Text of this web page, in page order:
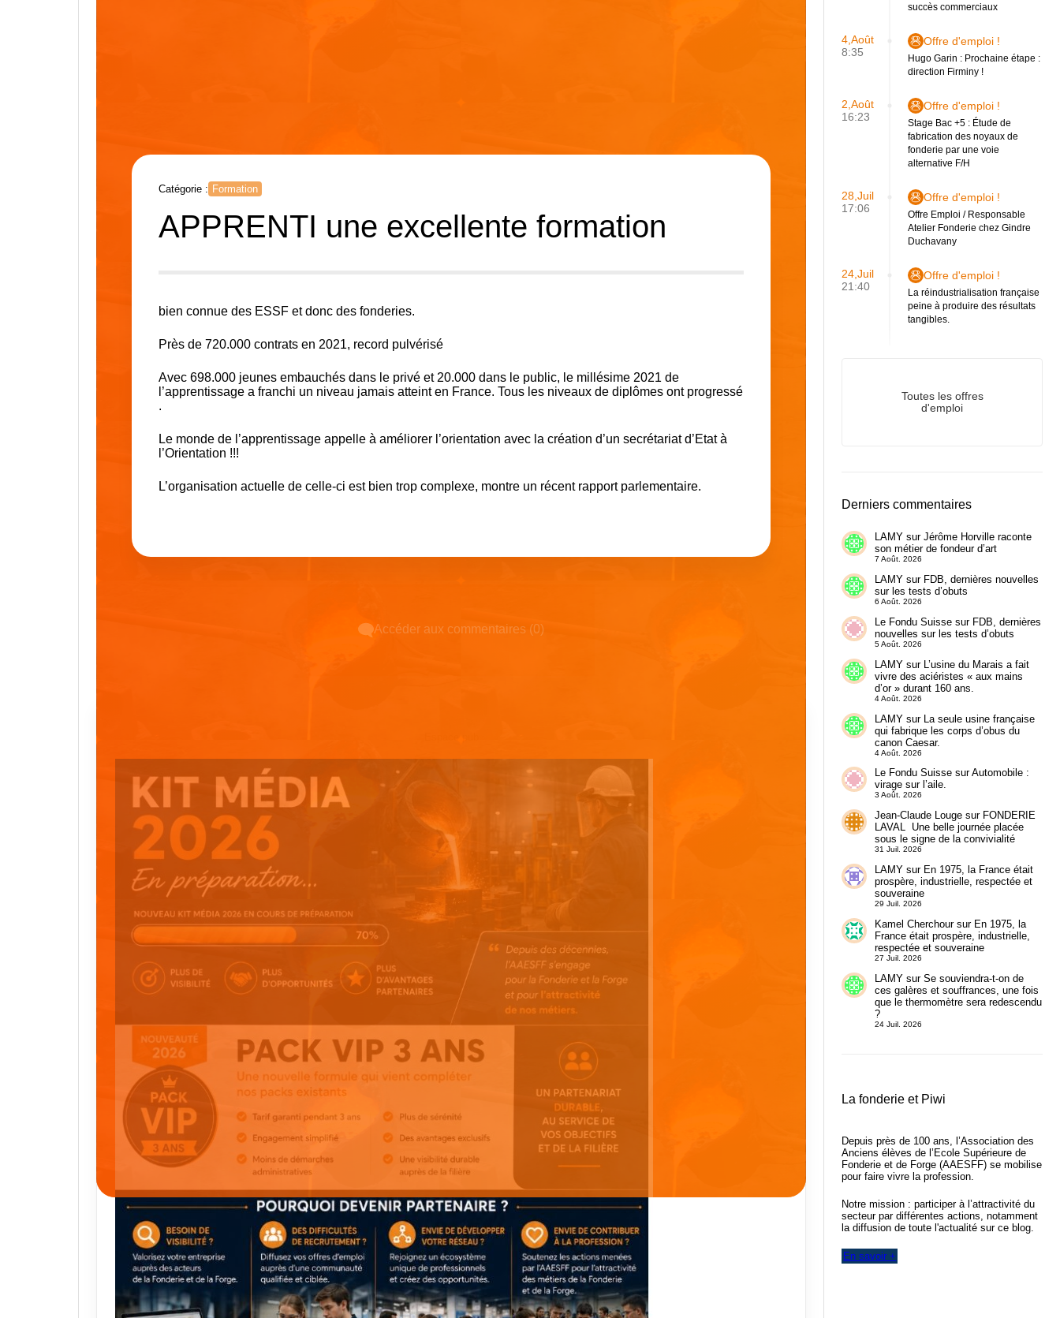
Catégorie : Formation
APPRENTI une excellente formation
bien connue des ESSF et donc des fonderies.
Près de 720.000 contrats en 2021, record pulvérisé
Avec 698.000 jeunes embauchés dans le privé et 20.000 dans le public, le millésime 2021 de
l’apprentissage a franchi un niveau jamais atteint en France. Tous les niveaux de diplômes ont progressé
.
Le monde de l’apprentissage appelle à améliorer l’orientation avec la création d’un secrétariat d’Etat à
l’Orientation !!!
L’organisation actuelle de celle-ci est bien trop complexe, montre un récent rapport parlementaire.
Accéder aux commentaires (0)
succès commerciaux
4,Août
8:35
Offre d'emploi !
Hugo Garin : Prochaine étape :
direction Firminy !
2,Août
16:23
Offre d'emploi !
Stage Bac +5 : Étude de
fabrication des noyaux de
fonderie par une voie
alternative F/H
28,Juil
17:06
Offre d'emploi !
Offre Emploi / Responsable
Atelier Fonderie chez Gindre
Duchavany
24,Juil
21:40
Offre d'emploi !
La réindustrialisation française
peine à produire des résultats
tangibles.
Toutes les offres
d'emploi
Derniers commentaires
LAMYsur Jérôme Horville raconte
son métier de fondeur d’art
7 Août. 2026
LAMYsur FDB, dernières nouvelles
sur les tests d’obuts
6 Août. 2026
Le Fondu Suissesur FDB, dernières
nouvelles sur les tests d’obuts
5 Août. 2026
LAMYsur L’usine du Marais a fait
vivre des aciéristes « aux mains
d’or » durant 160 ans.
4 Août. 2026
LAMYsur La seule usine française
qui fabrique les corps d’obus du
canon Caesar.
4 Août. 2026
Le Fondu SuissesurAutomobile :
virage sur l’aile.
3 Août. 2026
Jean-Claude Lougesur FONDERIE
LAVAL Une belle journée placée
sous le signe de la convivialité
31 Juil. 2026
LAMYsur En 1975, la France était
prospère, industrielle, respectée et
souveraine
29 Juil. 2026
Kamel Cherchoursur En 1975, la
France était prospère, industrielle,
respectée et souveraine
27 Juil. 2026
LAMYsur Se souviendra-t-on de
ces galères et souffrances, une fois
que le thermomètre sera redescendu
?
24 Juil. 2026
La fonderie et Piwi
Depuis près de 100 ans, l’Association des
Anciens élèves de l’Ecole Supérieure de
Fonderie et de Forge (AAESFF) se mobilise
pour faire vivre la profession.
Notre mission : participer à l’attractivité du
secteur par différentes actions, notamment
la diffusion de toute l'actualité sur ce blog.
En savoir +